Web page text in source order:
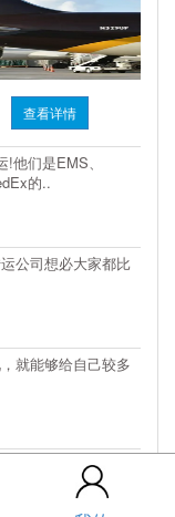
查看详情
他们是EMS、
的..
公司想必大家都比
就能够给自己较多